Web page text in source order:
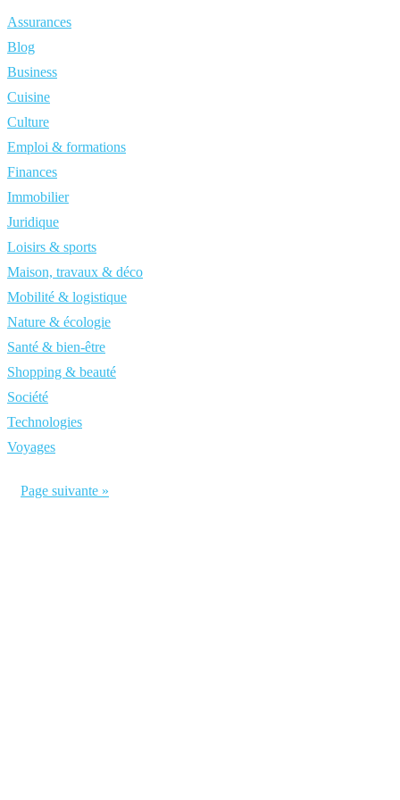
Assurances
Blog
Business
Cuisine
Culture
Emploi & formations
Finances
Immobilier
Juridique
Loisirs & sports
Maison, travaux & déco
Mobilité & logistique
Nature & écologie
Santé & bien-être
Shopping & beauté
Société
Technologies
Voyages
Page suivante »